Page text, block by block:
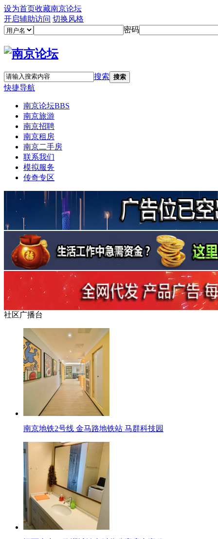
设为首页收藏南京论坛
开启辅助访问 切换风格
密码
搜索 搜索
快捷导航
南京论坛BBS
南京旅游
南京招聘
南京租房
南京二手房
联系我们
模拟服务
传奇专区
社区广播台
南京地铁2号线 金马路地铁站 马群科技园